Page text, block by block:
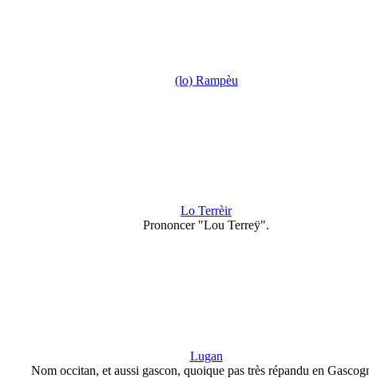
(lo) Rampèu
Lo Terrèir
Prononcer "Lou Terreÿ".
Lugan
Nom occitan, et aussi gascon, quoique pas très répandu en